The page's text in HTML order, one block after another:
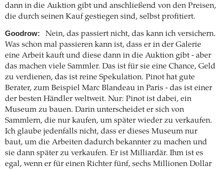
dann in die Auktion gibt und anschließend von den Preisen,
die durch seinen Kauf gestiegen sind, selbst profitiert.
Goodrow:
Nein, das passiert nicht, das kann ich versichern.
Was schon mal passieren kann ist, dass er in der Galerie
eine Arbeit kauft und diese dann in die Auktion gibt - aber
das machen viele Sammler. Das ist für sie eine Chance, Geld
zu verdienen, das ist reine Spekulation. Pinot hat gute
Berater, zum Beispiel Marc Blandeau in Paris - das ist einer
der besten Händler weltweit. Nur: Pinot ist dabei, ein
Museum zu bauen. Darin unterscheidet er sich von
Sammlern, die nur kaufen, um später wieder zu verkaufen.
Ich glaube jedenfalls nicht, dass er dieses Museum nur
baut, um die Arbeiten dadurch bekannter zu machen und
sie dann später zu verkaufen. Er ist Milliardär. Ihm ist es
egal, wenn er für einen Richter fünf, sechs Millionen Dollar